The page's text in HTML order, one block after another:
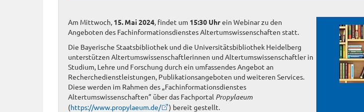
Am Mittwoch, 15. Mai 2024, findet um 15:30 Uhrein Webinar zu den
Angeboten des Fachinformationsdienstes Altertumswissenschaften statt.
Die Bayerische Staatsbibliothek und die Universitätsbibliothek Heidelberg
unterstützen Altertumswissenschaftlerinnen und Altertumswissenschaftler in
Studium, Lehre und Forschung durch ein umfassendes Angebot an
Recherchedienstleistungen, Publikationsangeboten und weiteren Services.
Diese werden im Rahmen des „Fachinformationsdienstes
Altertumswissenschaften” über das Fachportal Propylaeum
(https://www.propylaeum.de/
) bereit gestellt.